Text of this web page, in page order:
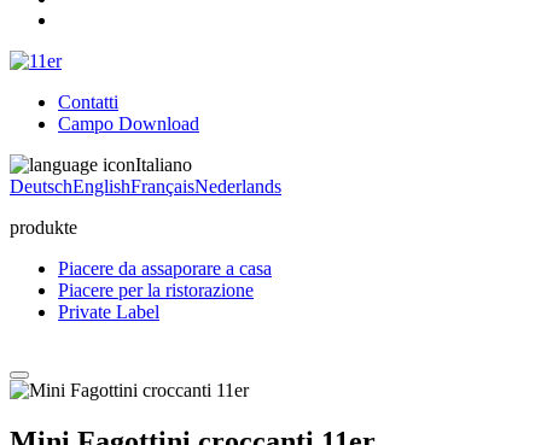
Contatti
Campo Download
Italiano
DeutschEnglishFrançaisNederlands
produkte
Piacere da assaporare a casa
Piacere per la ristorazione
Private Label